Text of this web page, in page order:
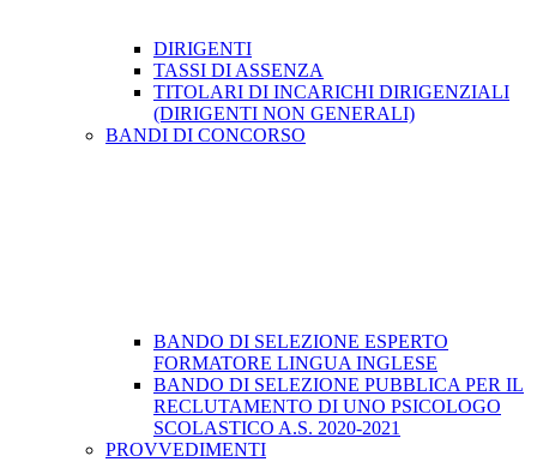
DIRIGENTI
TASSI DI ASSENZA
TITOLARI DI INCARICHI DIRIGENZIALI
(DIRIGENTI NON GENERALI)
BANDI DI CONCORSO
BANDO DI SELEZIONE ESPERTO
FORMATORE LINGUA INGLESE
BANDO DI SELEZIONE PUBBLICA PER IL
RECLUTAMENTO DI UNO PSICOLOGO
SCOLASTICO A.S. 2020-2021
PROVVEDIMENTI